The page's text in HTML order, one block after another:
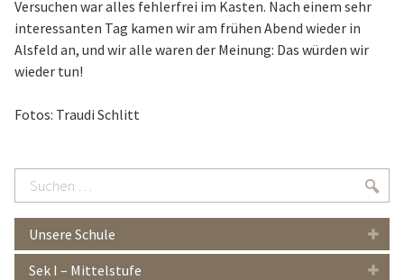
Versuchen war alles fehlerfrei im Kasten. Nach einem sehr
interessanten Tag kamen wir am frühen Abend wieder in
Alsfeld an, und wir alle waren der Meinung: Das würden wir
wieder tun!
Fotos: Traudi Schlitt
Suchen
…
Unsere Schule
Sek I – Mittelstufe